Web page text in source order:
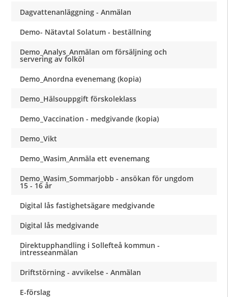
Dagvattenanläggning - Anmälan
Demo- Nätavtal Solatum - beställning
Demo_Analys_Anmälan om försäljning och
servering av folköl
Demo_Anordna evenemang (kopia)
Demo_Hälsouppgift förskoleklass
Demo_Vaccination - medgivande (kopia)
Demo_Vikt
Demo_Wasim_Anmäla ett evenemang
Demo_Wasim_Sommarjobb - ansökan för ungdom
15 - 16 år
Digital lås fastighetsägare medgivande
Digital lås medgivande
Direktupphandling i Sollefteå kommun -
intresseanmälan
Driftstörning - avvikelse - Anmälan
E-förslag